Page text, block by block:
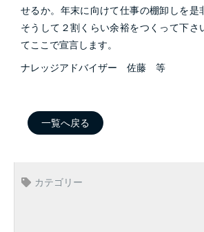
せるか。年末に向けて仕事の棚卸しを是
そうして２割くらい余裕をつくって下さ
てここで宣言します。
ナレッジアドバイザー 佐藤 等
一覧へ戻る
カテゴリー